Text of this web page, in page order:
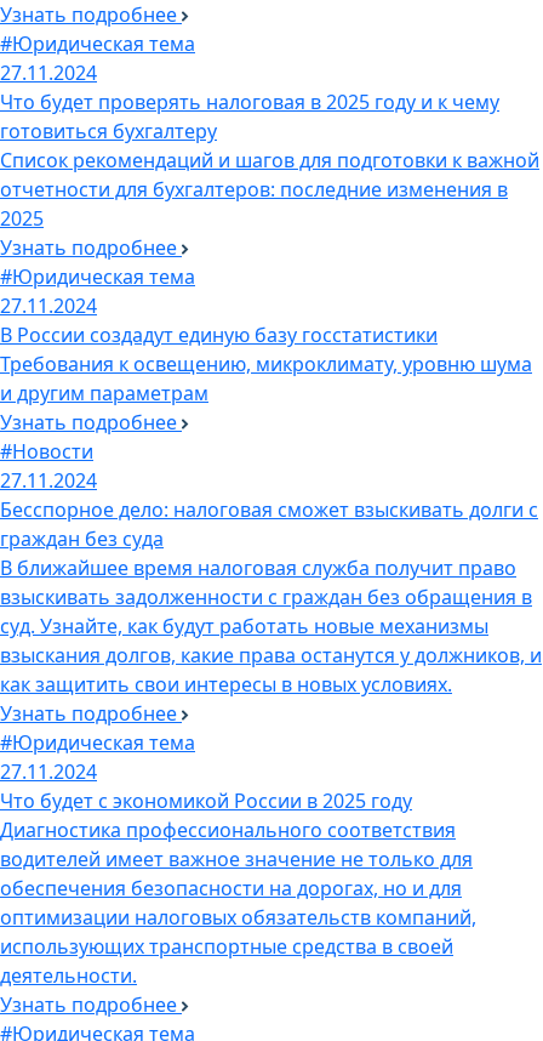
Узнать подробнее
#Юридическая тема
27.11.2024
Что будет проверять налоговая в 2025 году и к чему
готовиться бухгалтеру
Список рекомендаций и шагов для подготовки к важной
отчетности для бухгалтеров: последние изменения в
2025
Узнать подробнее
#Юридическая тема
27.11.2024
В России создадут единую базу госстатистики
Требования к освещению, микроклимату, уровню шума
и другим параметрам
Узнать подробнее
#Новости
27.11.2024
Бесспорное дело: налоговая сможет взыскивать долги с
граждан без суда
В ближайшее время налоговая служба получит право
взыскивать задолженности с граждан без обращения в
суд. Узнайте, как будут работать новые механизмы
взыскания долгов, какие права останутся у должников, и
как защитить свои интересы в новых условиях.
Узнать подробнее
#Юридическая тема
27.11.2024
Что будет с экономикой России в 2025 году
Диагностика профессионального соответствия
водителей имеет важное значение не только для
обеспечения безопасности на дорогах, но и для
оптимизации налоговых обязательств компаний,
использующих транспортные средства в своей
деятельности.
Узнать подробнее
#Юридическая тема